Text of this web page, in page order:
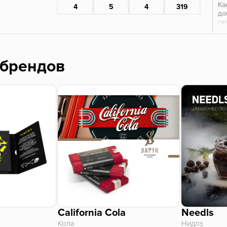
4 5 4 319
California Cola
Кола
Needls
Нидлз